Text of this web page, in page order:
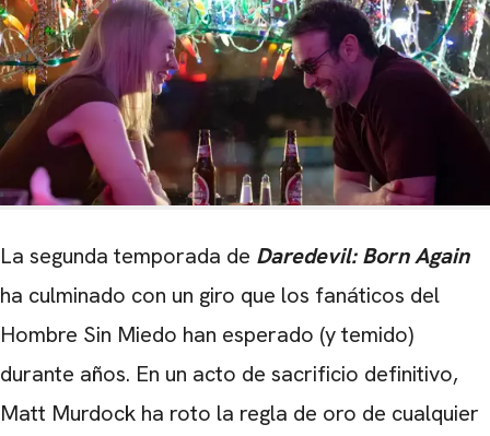
La segunda temporada de Daredevil: Born Again
ha culminado con un giro que los fanáticos del
Hombre Sin Miedo han esperado (y temido)
durante años. En un acto de sacrificio definitivo,
Matt Murdock ha roto la regla de oro de cualquier